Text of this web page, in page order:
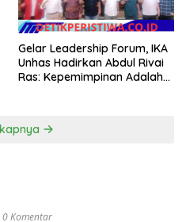
Gelar Leadership Forum, IKA
Unhas Hadirkan Abdul Rivai
Ras: Kepemimpinan Adalah
0 Komentar